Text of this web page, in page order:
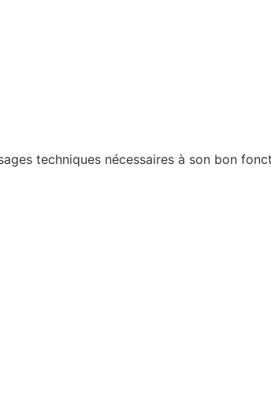
techniques nécessaires à son bon